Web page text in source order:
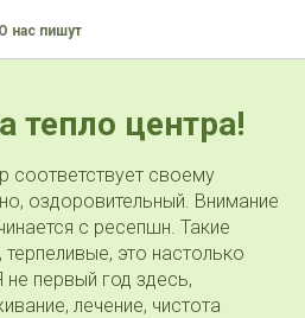
О нас пишут
тепло центра!
соответствует своему
оздоровительный. Внимание
с ресепшн. Такие
это настолько
первый год здесь,
лечение, чистота